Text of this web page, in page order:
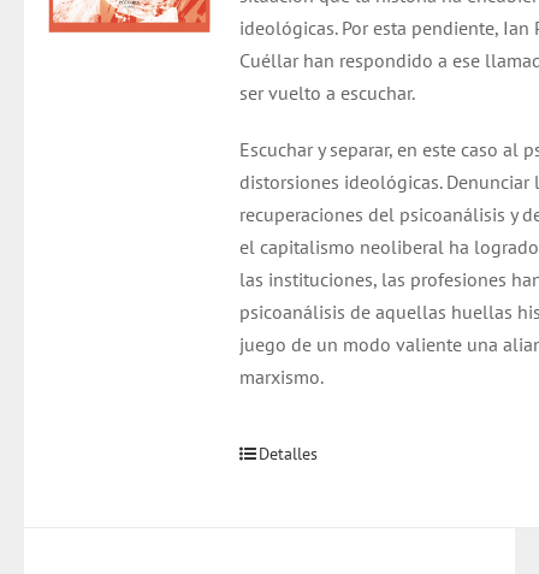
ideológicas. Por esta pendiente, Ian
Cuéllar han respondido a ese
ser vuelto a escuchar.
Escuchar y separar, en este caso al
distorsiones ideológicas. Denunciar
recuperaciones del psicoanálisis y
el capitalismo neoliberal ha logrado
las instituciones, las profesiones
psicoanálisis de aquellas huellas
juego de un modo valiente una
marxismo.
Detalles